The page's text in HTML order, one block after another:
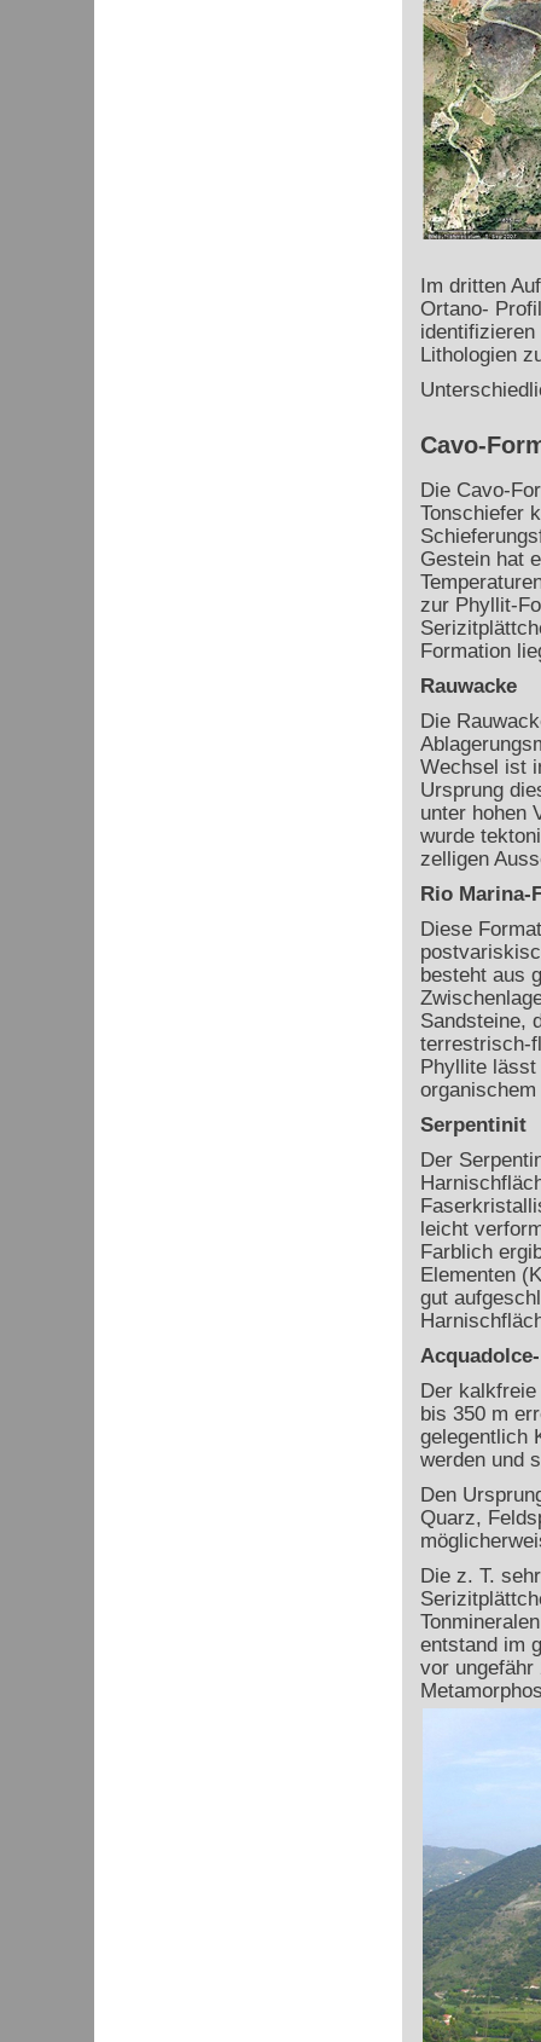
Im dritten
Ortano-
Lithologien
Cavo-
Die Cavo-
Tonschiefer
Gestein hat
zur Phyllit-
Formation
Rauwacke
Die
Wechsel ist
Ursprung
unter hohen
wurde
zelligen
Rio Marina-
Diese
besteht aus
Sandsteine,
terrestrisch-
Phyllite
Serpentinit
Der
leicht
Farblich
Elementen
gut
Der
bis 350 m
gelegentlich
werden und
Den
Quarz,
Die z. T.
entstand im
vor ungefähr